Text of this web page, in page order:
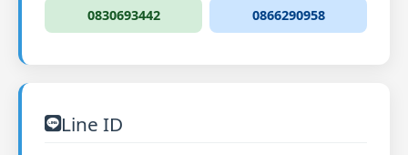
0830693442 0866290958
Line ID